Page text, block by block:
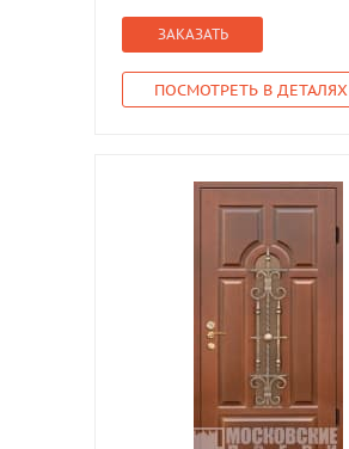
ЗАКАЗАТЬ
ПОСМОТРЕТЬ В ДЕТАЛЯХ